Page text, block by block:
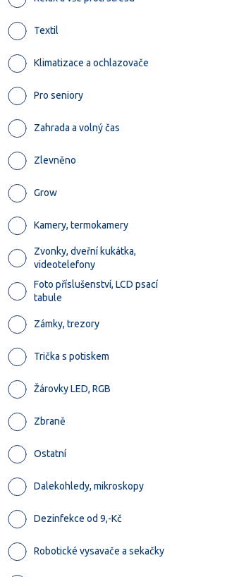
Textil
Klimatizace a ochlazovače
Pro seniory
Zahrada a volný čas
Zlevněno
Grow
Kamery, termokamery
Zvonky, dveřní kukátka,
videotelefony
Foto příslušenství, LCD psací
tabule
Zámky, trezory
Trička s potiskem
Žárovky LED, RGB
Zbraně
Ostatní
Dalekohledy, mikroskopy
Dezinfekce od 9,-Kč
Robotické vysavače a sekačky